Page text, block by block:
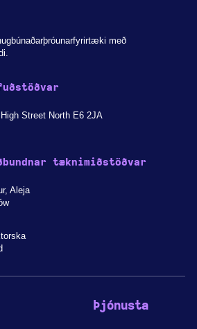
með
Street North E6 2JA
tæknimiðstöðvar
Aleja
Þjónusta